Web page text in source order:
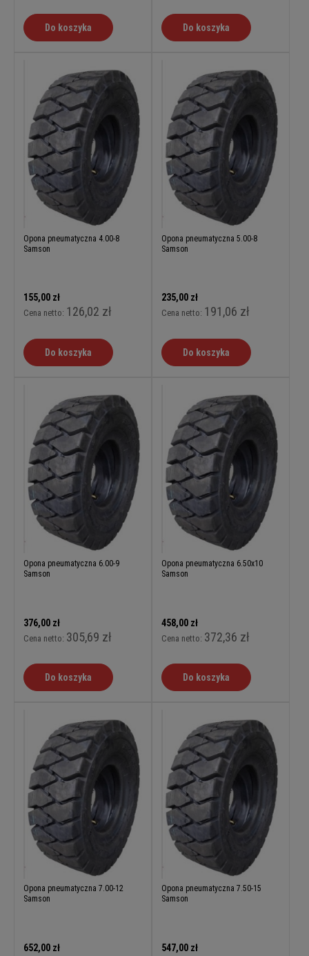
Do koszyka Do koszyka
Opona pneumatyczna 4.00-8
Samson
155,00 zł
Cena netto: 126,02 zł
Do koszyka
Opona pneumatyczna 5.00-8
Samson
235,00 zł
Cena netto: 191,06 zł
Do koszyka
Opona pneumatyczna 6.00-9
Samson
376,00 zł
Cena netto: 305,69 zł
Do koszyka
Opona pneumatyczna 6.50x10
Samson
458,00 zł
Cena netto: 372,36 zł
Do koszyka
Opona pneumatyczna 7.00-12
Samson
652,00 zł
Opona pneumatyczna 7.50-15
Samson
547,00 zł